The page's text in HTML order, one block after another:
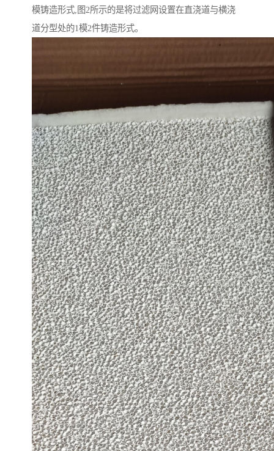
模铸造形式,图2所示的是将过滤网设置在直浇道与横浇
道分型处的1模2件铸造形式。